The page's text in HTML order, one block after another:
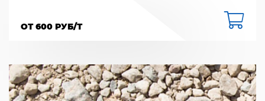
ОТ 600 РУБ/Т